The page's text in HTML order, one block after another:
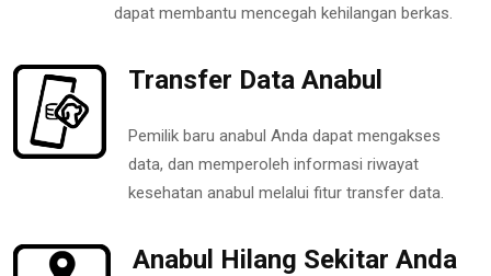
dapat membantu mencegah kehilangan berkas.
Transfer Data Anabul
Pemilik baru anabul Anda dapat mengakses
data, dan memperoleh informasi riwayat
kesehatan anabul melalui fitur transfer data.
Anabul Hilang Sekitar Anda